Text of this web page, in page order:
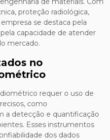
proteção radiológica,
se destaca pela
capacidade de atender
mercado.
no
requer o uso de
como
a detecção e quantificação
Esses instrumentos
dos dados